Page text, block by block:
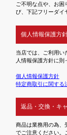
ご不明な点や、お困
び、下記フリーダイ
個人情報保護方
当店では、ご利用い
人情報保護方針に則
個人情報保護方針
特定商取引に関する
返品・交換・キ
商品は業務用の為、
でご注意ください。